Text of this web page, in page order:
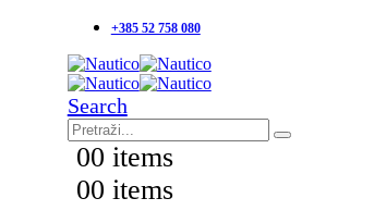
+385 52 758 080
Search
00 items
00 items